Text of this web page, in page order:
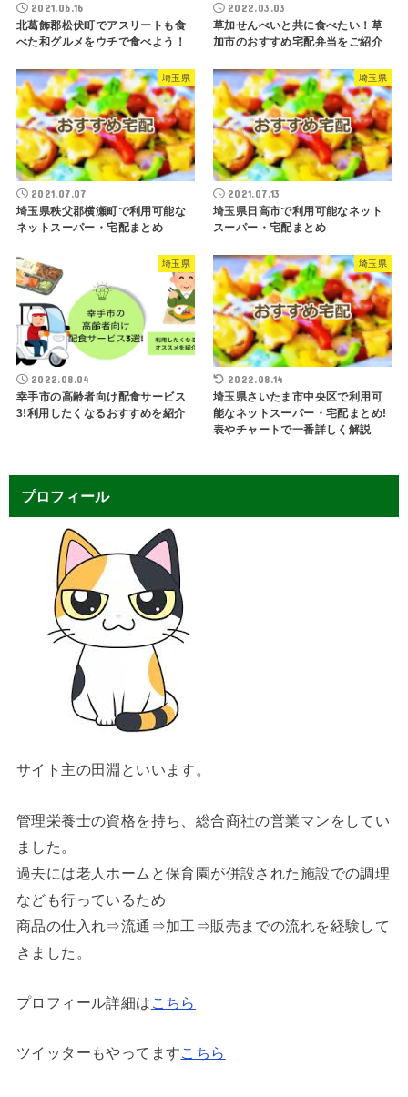
2021.06.16
北葛飾郡松伏町でアスリートも食
べた和グルメをウチで食べよう！
2022.03.03
草加せんべいと共に食べたい！草
加市のおすすめ宅配弁当をご紹介
埼玉県
2021.07.07
埼玉県秩父郡横瀬町で利用可能な
ネットスーパー・宅配まとめ
埼玉県
2021.07.13
埼玉県日高市で利用可能なネット
スーパー・宅配まとめ
埼玉県
2022.08.04
幸手市の高齢者向け配食サービス
3!利用したくなるおすすめを紹介
埼玉県
2022.08.14
埼玉県さいたま市中央区で利用可
能なネットスーパー・宅配まとめ!
表やチャートで一番詳しく解説
プロフィール
サイト主の田淵といいます。
管理栄養士の資格を持ち、総合商社の営業マンをしてい
ました。
過去には老人ホームと保育園が併設された施設での調理
なども行っているため
商品の仕入れ⇒流通⇒加工⇒販売までの流れを経験して
きました。
プロフィール詳細は こちら
ツイッターもやってますこちら